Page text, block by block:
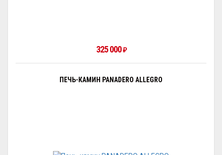
325 000 ₽
ПЕЧЬ-КАМИН PANADERO ALLEGRO